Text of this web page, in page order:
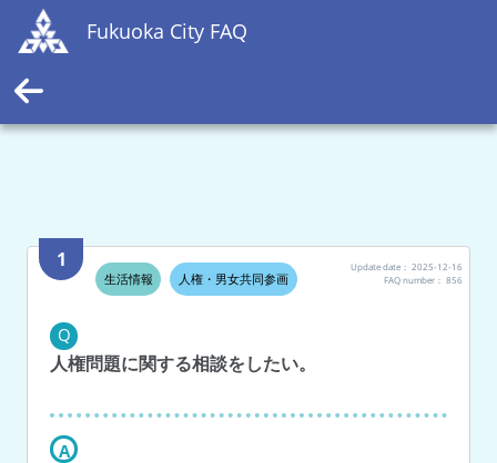
Fukuoka City FAQ
1
生活情報 人権・男女共同参画
Update date： 2025-12-16
FAQ number： 856
Q
人権問題に関する相談をしたい。
A